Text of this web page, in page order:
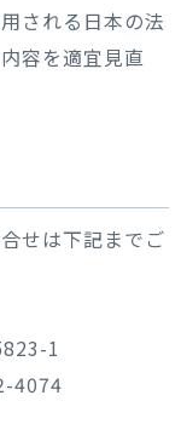
される日本の法
容を適宜見直
せは下記までご
1
4074